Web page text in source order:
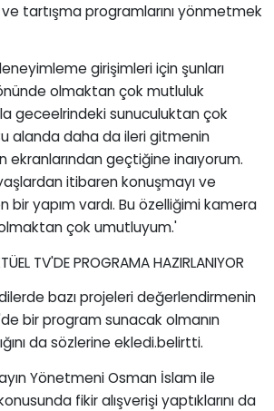
tartışma programlarını yönmetmek
girişimleri için şunları
olmaktan çok mutluluk
geceelrindeki sunuculuktan çok
alanda daha da ileri gitmenin
ekranlarından geçtiğine inaıyorum.
itibaren konuşmayı ve
bir yapım vardı. Bu özelliğimi kamera
çok umutluyum.'
TV'DE PROGRAMA HAZIRLANIYOR
bazı projeleri değerlendirmenin
bir program sunacak olmanın
da sözlerine ekledi.belirtti.
Yönetmeni Osman İslam ile
fikir alışverişi yaptıklarını da